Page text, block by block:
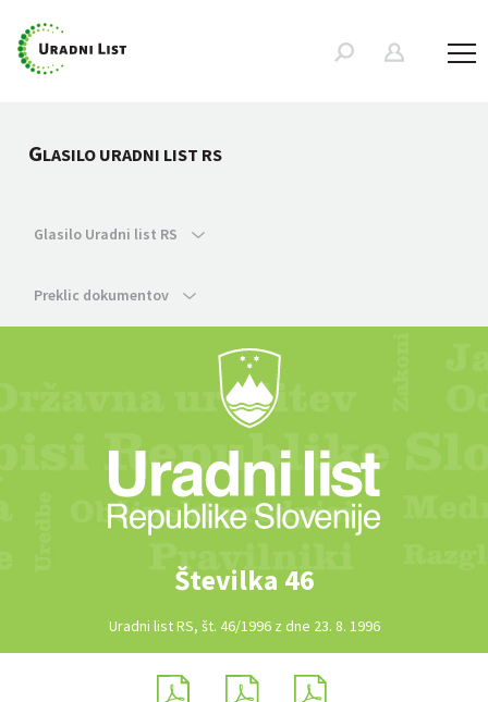
GLASILO URADNI LIST RS
Glasilo Uradni list RS
Preklic dokumentov
Številka 46
Uradni list RS, št. 46/1996 z dne 23. 8. 1996